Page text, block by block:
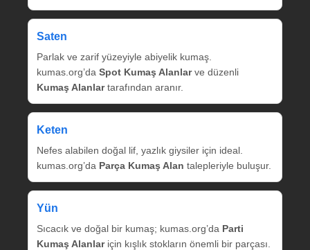
Saten
Parlak ve zarif yüzeyiyle abiyelik kumaş.
kumas.org’da Spot Kumaş Alanlarve düzenli
Kumaş Alanlartarafından aranır.
Keten
Nefes alabilen doğal lif, yazlık giysiler için ideal.
kumas.org’da Parça Kumaş Alan talepleriyle buluşur.
Yün
Sıcacık ve doğal bir kumaş; kumas.org’da Parti
Kumaş Alanlariçin kışlık stokların önemli bir parçası.